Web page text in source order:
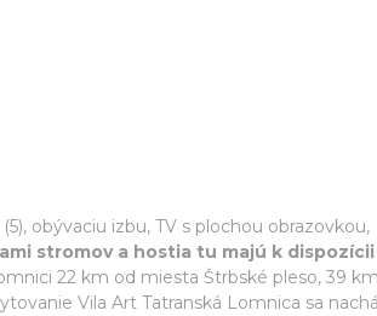
obývaciu izbu, TV s plochou obrazovkou,
stromov a hostia tu majú k dispozícii
22 km od miesta Štrbské pleso, 39
Vila Art Tatranská Lomnica sa